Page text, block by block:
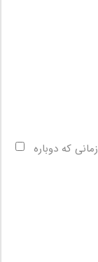
که دوباره